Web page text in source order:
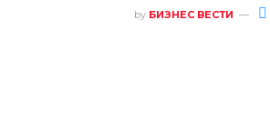
by БИЗНЕС ВЕСТИ